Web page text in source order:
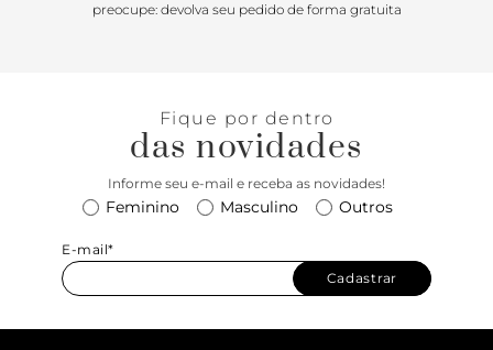
preocupe: devolva seu pedido de forma gratuita
Fique por dentro
das novidades
Informe seu e-mail e receba as novidades!
Feminino Masculino Outros
E-mail*
Cadastrar